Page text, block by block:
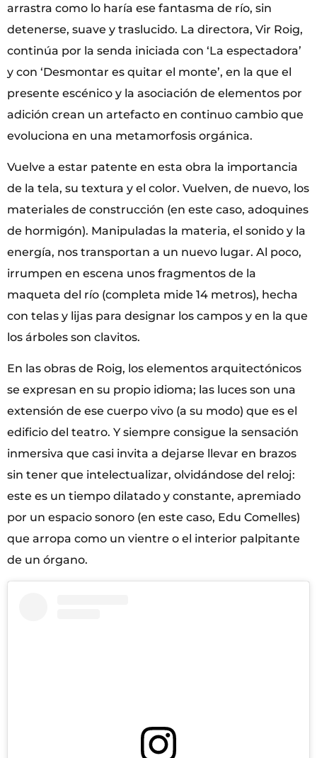
arrastra como lo haría ese fantasma de río, sin
detenerse, suave y traslucido. La directora, Vir Roig,
continúa por la senda iniciada con ‘La espectadora’
y con ‘Desmontar es quitar el monte’, en la que el
presente escénico y la asociación de elementos por
adición crean un artefacto en continuo cambio que
evoluciona en una metamorfosis orgánica.
Vuelve a estar patente en esta obra la importancia
de la tela, su textura y el color. Vuelven, de nuevo, los
materiales de construcción (en este caso, adoquines
de hormigón). Manipuladas la materia, el sonido y la
energía, nos transportan a un nuevo lugar. Al poco,
irrumpen en escena unos fragmentos de la
maqueta del río (completa mide 14 metros), hecha
con telas y lijas para designar los campos y en la que
los árboles son clavitos.
En las obras de Roig, los elementos arquitectónicos
se expresan en su propio idioma; las luces son una
extensión de ese cuerpo vivo (a su modo) que es el
edificio del teatro. Y siempre consigue la sensación
inmersiva que casi invita a dejarse llevar en brazos
sin tener que intelectualizar, olvidándose del reloj:
este es un tiempo dilatado y constante, apremiado
por un espacio sonoro (en este caso, Edu Comelles)
que arropa como un vientre o el interior palpitante
de un órgano.